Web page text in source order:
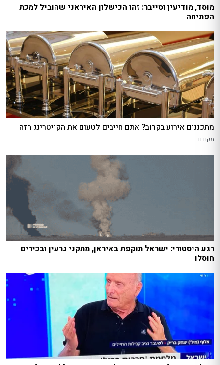
מוסד, מודיעין וסייבר: זהו הכישלון האיראני שהוביל למכת
הפתיחה
מתכננים אירוע בקרוב? אתם חייבים לטעום את הקייטרינג הזה
מקודם
רגע היסטורי: ישראל תוקפת באיראן, מתקני גרעין ובכירים
חוסלו